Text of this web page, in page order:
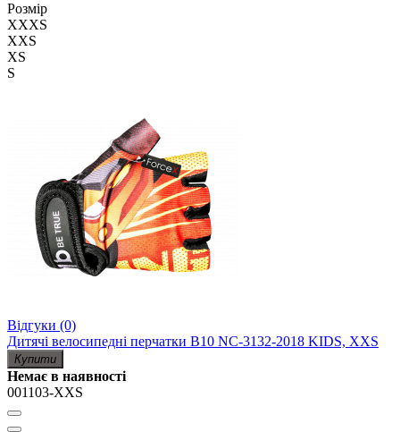
Розмір
XXXS
XXS
XS
S
Відгуки (0)
Дитячі велосипедні перчатки B10 NC-3132-2018 KIDS, XXS
Купити
Немає в наявності
001103-XXS